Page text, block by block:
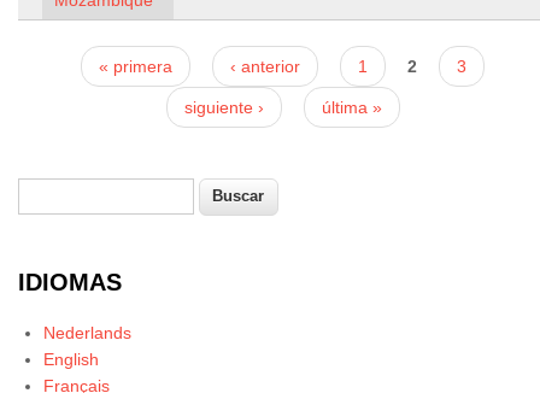
Páginas« primera ‹ anterior 1 2 3
siguiente › última »
Formulario de búsqueda
IDIOMAS
Nederlands
English
Français